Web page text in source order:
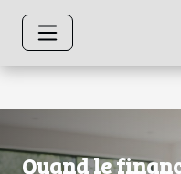
Quand le